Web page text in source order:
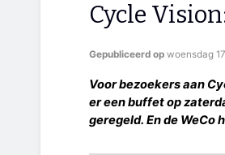
Cycle
Gepubliceerd op woensdag
Voor bezoekers aan
er een buffet op
geregeld. En de WeCo